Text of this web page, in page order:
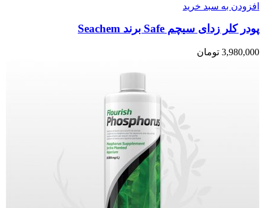
افزودن به سبد خرید
پودر کلر زدای سیچم Safe برند Seachem
3,980,000 تومان